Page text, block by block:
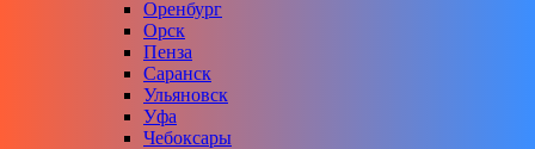
Оренбург
Орск
Пенза
Саранск
Ульяновск
Уфа
Чебоксары